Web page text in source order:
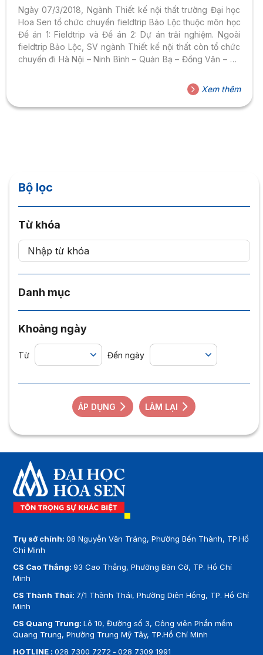
Ngày 07/3/2018, Ngành Thiết kế nội thất trường Đại học
Hoa Sen tổ chức chuyến fieldtrip Bảo Lộc thuộc môn học
Đề án 1: Fieldtrip và Đề án 2: Dự án trải nghiệm. Ngoài
fieldtrip Bảo Lộc, SV ngành Thiết kế nội thất còn tổ chức
chuyến đi Hà Nội – Ninh Bình – Quản Bạ – Đồng Văn – Hà
trình kiến trúc về tâm linh như Nhà thờ, Chùa và thể hiện
tinh thần đoàn kết tập thể trong hoạt động khám phá thác
9 tầng mây tại...
Xem thêm
Bộ lọc
Từ khóa
Danh mục
Khoảng ngày
Từ Đến ngày
ÁP DỤNG LÀM LẠI
Trụ sở chính:08 Nguyễn Văn Tráng, Phường Bến Thành, TP.Hồ
Chí Minh
CS Cao Thắng:93 Cao Thắng, Phường Bàn Cờ, TP. Hồ Chí
Minh
CS Thành Thái: 7/1 Thành Thái, Phường Diên Hồng, TP. Hồ Chí
Minh
CS Quang Trung:Lô 10, Đường số 3, Công viên Phần mềm
Quang Trung, Phường Trung Mỹ Tây, TP.Hồ Chí Minh
HOTLINE :028 7300 7272 -028 7309 1991